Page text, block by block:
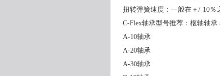
扭转弹簧速度：一般在＋/-10％
C-Flex轴承型号推荐：枢轴轴承
A-10轴承
A-20轴承
A-30轴承